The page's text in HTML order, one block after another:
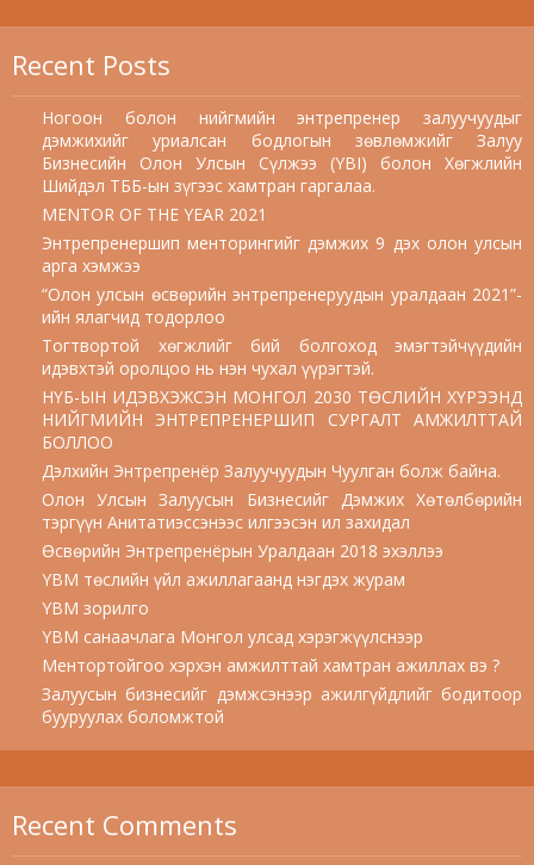
Recent Posts
Ногоон болон нийгмийн энтрепренер залуучуудыг
дэмжихийг уриалсан бодлогын зөвлөмжийг Залуу
Бизнесийн Олон Улсын Сүлжээ (YBI) болон Хөгжлийн
Шийдэл ТББ-ын зүгээс хамтран гаргалаа.
MENTOR OF THE YEAR 2021
Энтрепренершип менторингийг дэмжих 9 дэх олон улсын
арга хэмжээ
“Олон улсын өсвөрийн энтрепренеруудын уралдаан 2021”-
ийн ялагчид тодорлоо
Тогтвортой хөгжлийг бий болгоход эмэгтэйчүүдийн
идэвхтэй оролцоо нь нэн чухал үүрэгтэй.
НҮБ-ЫН ИДЭВХЭЖСЭН МОНГОЛ 2030 ТӨСЛИЙН ХҮРЭЭНД
НИЙГМИЙН ЭНТРЕПРЕНЕРШИП СУРГАЛТ АМЖИЛТТАЙ
БОЛЛОО
Дэлхийн Энтрепренёр Залуучуудын Чуулган болж байна.
Олон Улсын Залуусын Бизнесийг Дэмжих Хөтөлбөрийн
тэргүүн Анитатиэссэнээс илгээсэн ил захидал
Өсвөрийн Энтрепренёрын Уралдаан 2018 эхэллээ
YBM төслийн үйл ажиллагаанд нэгдэх журам
YBM зорилго
YBM санаачлага Монгол улсад хэрэгжүүлснээр
Ментортойгоо хэрхэн амжилттай хамтран ажиллах вэ ?
Залуусын бизнесийг дэмжсэнээр ажилгүйдлийг бодитоор
бууруулах боломжтой
Recent Comments